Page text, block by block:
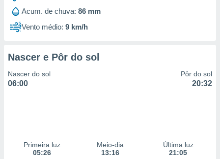
Acum. de chuva: 86 mm
Vento médio: 9 km/h
Nascer e Pôr do sol
Nascer do sol
06:00
Pôr do sol
20:32
Primeira luz
05:26
Meio-dia
13:16
Última luz
21:05